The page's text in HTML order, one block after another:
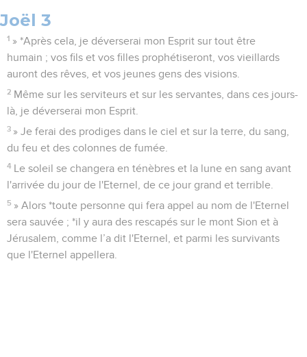
Joël 3
1 » *Après cela, je déverserai mon Esprit sur tout être
humain ; vos fils et vos filles prophétiseront, vos vieillards
auront des rêves, et vos jeunes gens des visions.
2 Même sur les serviteurs et sur les servantes, dans ces jours-
là, je déverserai mon Esprit.
3 » Je ferai des prodiges dans le ciel et sur la terre, du sang,
du feu et des colonnes de fumée.
4 Le soleil se changera en ténèbres et la lune en sang avant
l'arrivée du jour de l'Eternel, de ce jour grand et terrible.
5 » Alors *toute personne qui fera appel au nom de l'Eternel
sera sauvée ; *il y aura des rescapés sur le mont Sion et à
Jérusalem, comme l’a dit l'Eternel, et parmi les survivants
que l'Eternel appellera.